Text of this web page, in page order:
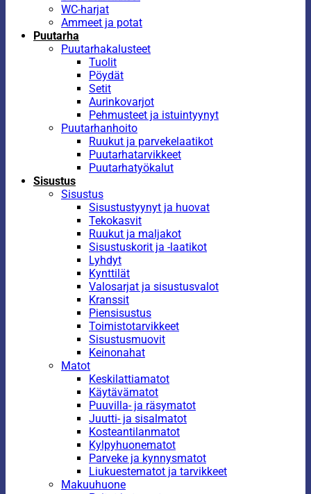
WC-harjat
Ammeet ja potat
Puutarha
Puutarhakalusteet
Tuolit
Pöydät
Setit
Aurinkovarjot
Pehmusteet ja istuintyynyt
Puutarhanhoito
Ruukut ja parvekelaatikot
Puutarhatarvikkeet
Puutarhatyökalut
Sisustus
Sisustus
Sisustustyynyt ja huovat
Tekokasvit
Ruukut ja maljakot
Sisustuskorit ja -laatikot
Lyhdyt
Kynttilät
Valosarjat ja sisustusvalot
Kranssit
Piensisustus
Toimistotarvikkeet
Sisustusmuovit
Keinonahat
Matot
Keskilattiamatot
Käytävämatot
Puuvilla- ja räsymatot
Juutti- ja sisalmatot
Kosteantilanmatot
Kylpyhuonematot
Parveke ja kynnysmatot
Liukuestematot ja tarvikkeet
Makuuhuone